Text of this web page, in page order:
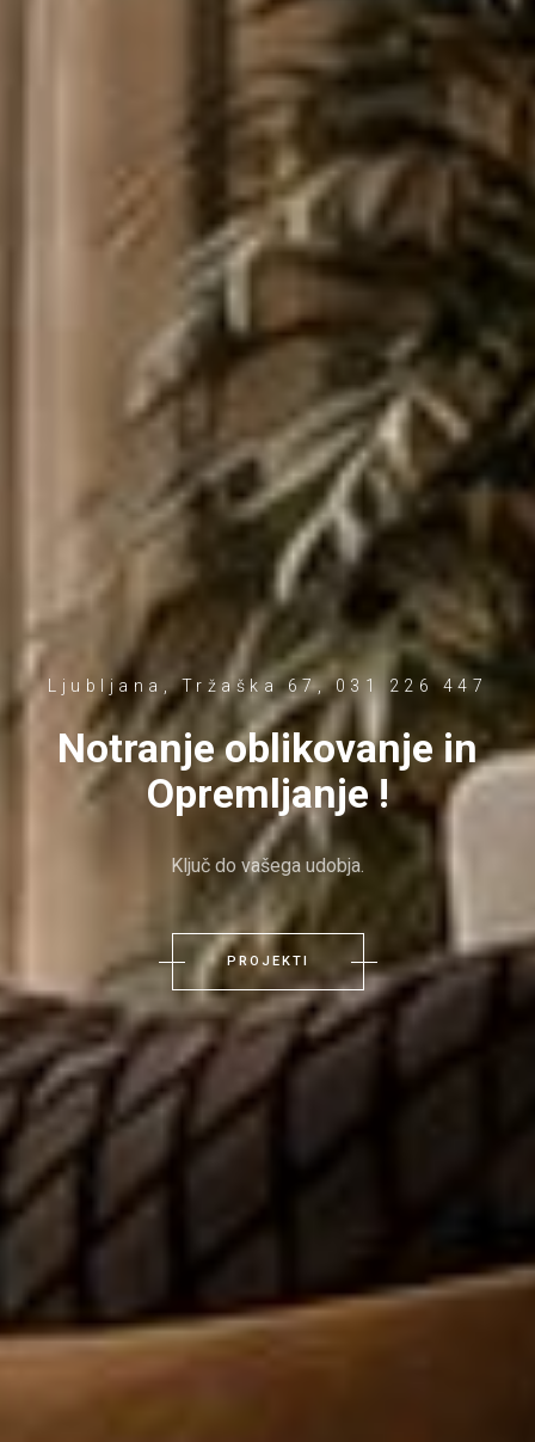
Ljubljana, Tržaška 67, 031 226 447
Notranje oblikovanje in
Opremljanje !
Ključ do vašega udobja.
PROJEKTI